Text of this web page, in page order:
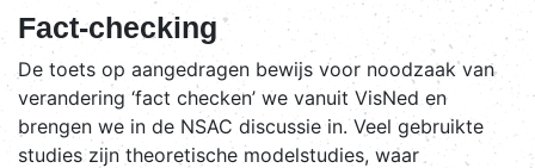
Fact-checking
De toets op aangedragen bewijs voor noodzaak van
verandering ‘fact checken’ we vanuit VisNed en
brengen we in de NSAC discussie in. Veel gebruikte
studies zijn theoretische modelstudies, waar